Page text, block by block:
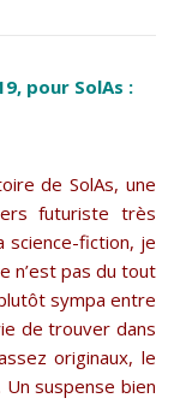
pour SolAs :
de SolAs, une
futuriste très
science-fiction, je
n’est pas du tout
sympa entre
de trouver dans
originaux, le
suspense bien